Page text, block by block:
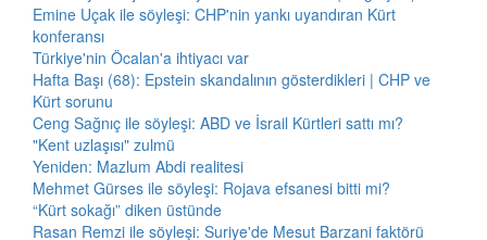
Emine Uçak ile söyleşi: CHP'nin yankı uyandıran Kürt
konferansı
Türkiye'nin Öcalan'a ihtiyacı var
Hafta Başı (68): Epstein skandalının gösterdikleri | CHP ve
Kürt sorunu
Ceng Sağnıç ile söyleşi: ABD ve İsrail Kürtleri sattı mı?
"Kent uzlaşısı" zulmü
Yeniden: Mazlum Abdi realitesi
Mehmet Gürses ile söyleşi: Rojava efsanesi bitti mi?
“Kürt sokağı” diken üstünde
Rasan Remzi ile söyleşi: Suriye'de Mesut Barzani faktörü